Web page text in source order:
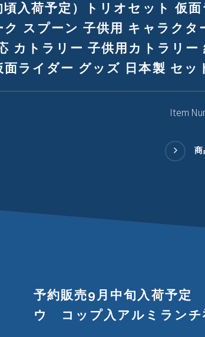
入荷予定）トリオセット 仮面
スプーン 子供用 キャラクタ
カトラリー 子供用カトラリー
ライダー グッズ 日本製 セッ
Item
商
予約販売9月中旬入荷予
ウ コップ入アルミラン